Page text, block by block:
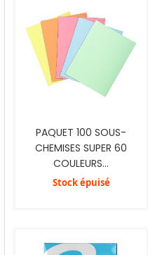
PAQUET 100 SOUS-
CHEMISES SUPER 60
COULEURS...
Stock épuisé